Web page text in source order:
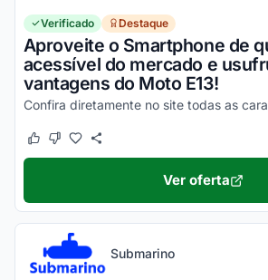
Verificado Destaque
Aproveite o Smartphone de
acessível do mercado e
vantagens do Moto E13!
Este cupom funcionou
Este cupom não funcionou
Ver oferta
Submarino